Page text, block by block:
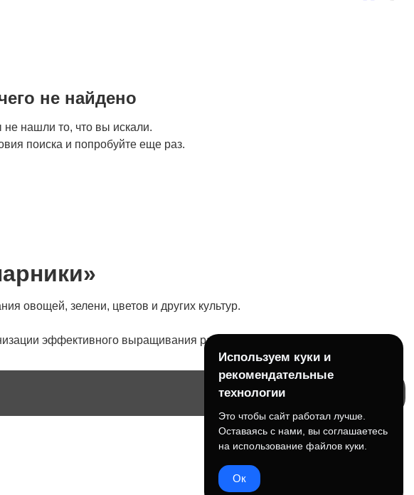
не найдено
нашли то, что вы искали.
поиска и попробуйте еще раз.
овощей, зелени, цветов и других культур.
эффективного выращивания растений.
Используем куки и
рекомендательные
технологии
Это чтобы сайт работал лучше.
Оставаясь с нами, вы соглашаетесь
на использование файлов куки.
Ок